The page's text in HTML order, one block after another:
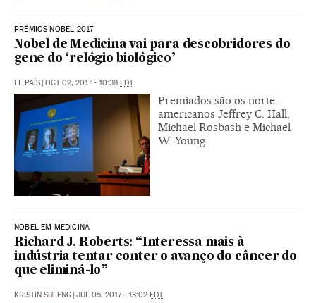
PRÊMIOS NOBEL 2017
Nobel de Medicina vai para descobridores do
gene do ‘relógio biológico’
EL PAÍS | OCT 02, 2017 - 10:38 EDT
Premiados são os norte-
americanos Jeffrey C. Hall,
Michael Rosbash e Michael
W. Young
NOBEL EM MEDICINA
Richard J. Roberts: “Interessa mais à
indústria tentar conter o avanço do câncer do
que eliminá-lo”
KRISTIN SULENG | JUL 05, 2017 - 13:02 EDT